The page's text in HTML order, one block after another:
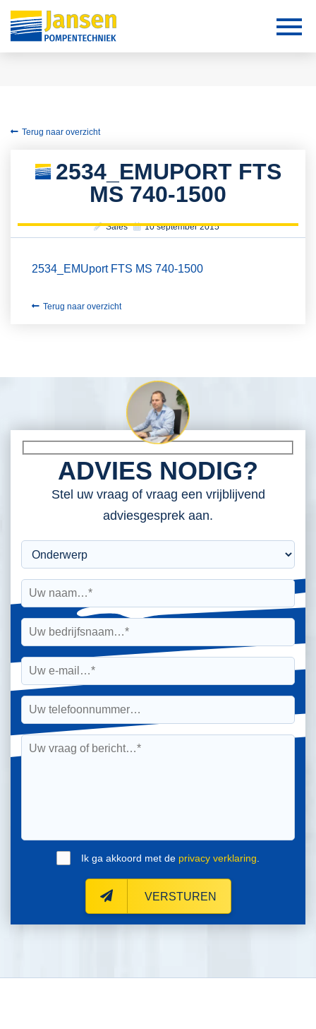
Terug naar overzicht
2534_EMUPORT FTS
MS 740-1500
Sales 10 september 2015
2534_EMUport FTS MS 740-1500
Terug naar overzicht
ADVIES NODIG?
Stel uw vraag of vraag een vrijblijvend
adviesgesprek aan.
Ik ga akkoord met de privacy verklaring
VERSTUREN